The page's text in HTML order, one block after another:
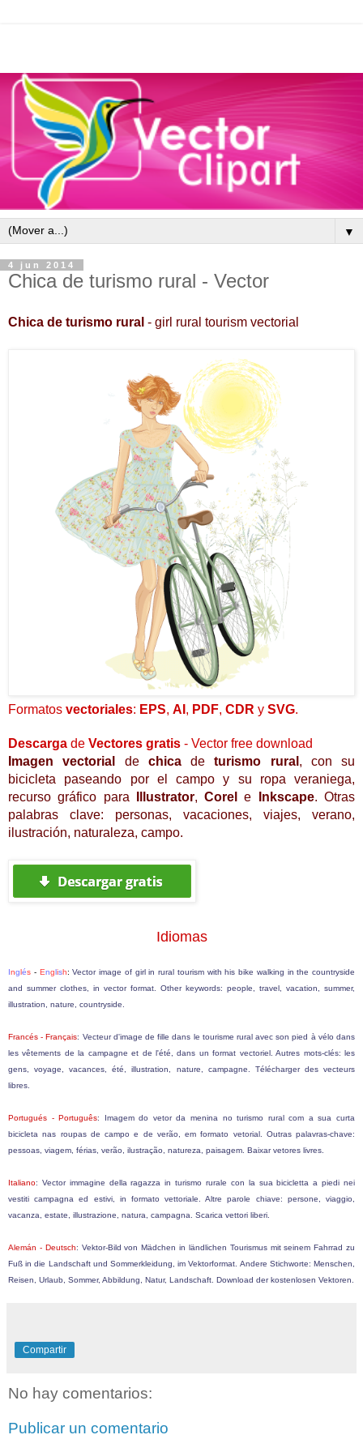
▼
4 jun 2014
Chica de turismo rural - Vector
Chica de turismo rural - girl rural tourism vectorial
Formatos vectoriales: EPS, AI , PDF, CDR y SVG.
Descarga de Vectores gratis - Vector free download
magen vectorial de chicadeturismo rural , con su
bicicleta paseando por el campo y su ropa veraniega,
recurso gráfico para Illustrator,Corel e Inkscape. Otras
palabras clave:
personas, vacaciones, viajes, verano,
ilustración, naturaleza, campo.
Idiomas
Inglés - English: Vector image of girl in rural tourism with his bike walking in the countryside
and summer clothes, in vector format. Other keywords: people, travel, vacation, summer,
illustration, nature, countryside.
Francés - Français: Vecteur d'image de fille dans le tourisme rural avec son pied à vélo dans
les vêtements de la campagne et de l'été, dans un format vectoriel. Autres mots-clés: les
gens, voyage, vacances, été, illustration, nature, campagne. Télécharger des vecteurs
libres.
Portugués - Português: Imagem do vetor da menina no turismo rural com a sua curta
bicicleta nas roupas de campo e de verão, em formato vetorial. Outras palavras-chave:
pessoas, viagem, férias, verão, ilustração, natureza, paisagem. Baixar vetores livres.
Italiano: Vector immagine della ragazza in turismo rurale con la sua bicicletta a piedi nei
vestiti campagna ed estivi, in formato vettoriale. Altre parole chiave: persone, viaggio,
vacanza, estate, illustrazione, natura, campagna. Scarica vettori liberi.
Alemán - Deutsch: Vektor-Bild von Mädchen in ländlichen Tourismus mit seinem Fahrrad zu
Fuß in die Landschaft und Sommerkleidung, im Vektorformat. Andere Stichworte: Menschen,
Reisen, Urlaub, Sommer, Abbildung, Natur, Landschaft. Download der kostenlosen Vektoren.
Compartir
No hay comentarios:
Publicar un comentario